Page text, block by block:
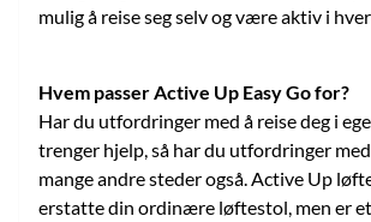
mulig å reise seg selv og være aktiv i
Hvem passer Active Up Easy Go for?
Har du utfordringer med å reise deg i
trenger hjelp, så har du utfordringer
mange andre steder også. Active Up
erstatte din ordinære løftestol, men er